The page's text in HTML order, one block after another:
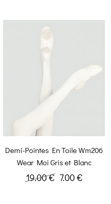
Demi-Pointes En Toile Wm206
Wear Moi Gris et Blanc
19.00 € 7.00 €